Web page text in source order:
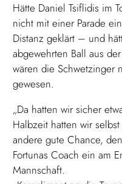
Hätte Daniel Tsiflidis im
nicht mit einer Parade
Distanz geklärt – und
abgewehrten Ball aus
wären die Schwetzinger
gewesen.
„Da hatten wir sicher
Halbzeit hatten wir
andere gute Chance,
Fortunas Coach ein am
Mannschaft.